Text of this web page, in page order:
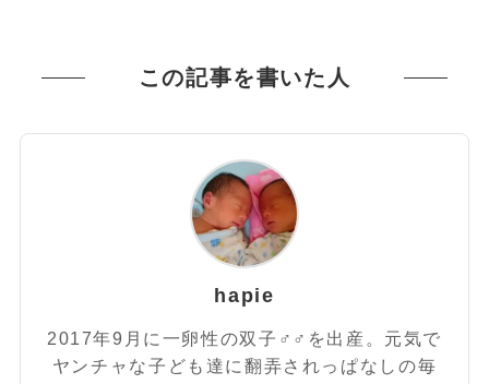
この記事を書いた人
hapie
2017年9月に一卵性の双子♂♂を出産。元気で
ヤンチャな子ども達に翻弄されっぱなしの毎